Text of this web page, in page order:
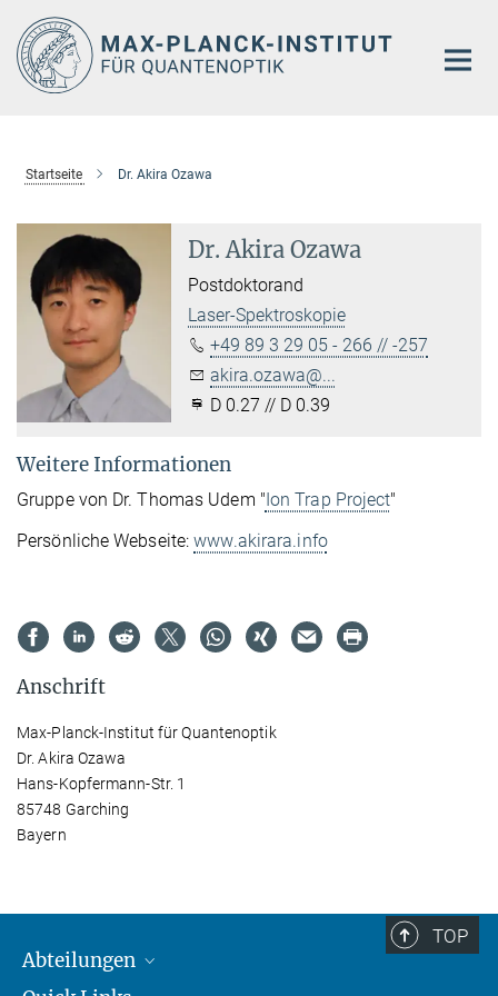
Hauptinhalt
Startseite Dr. Akira Ozawa
Dr. Akira Ozawa
Postdoktorand
Laser-Spektroskopie
+49 89 3 29 05 - 266 // -257
akira.ozawa@...
D 0.27 // D 0.39
Weitere Informationen
Gruppe von Dr. Thomas Udem "Ion Trap Project"
Persönliche Webseite: www.akirara.info
Anschrift
Max-Planck-Institut für Quantenoptik
Dr. Akira Ozawa
Hans-Kopfermann-Str. 1
85748 Garching
Bayern
TOP
Abteilungen